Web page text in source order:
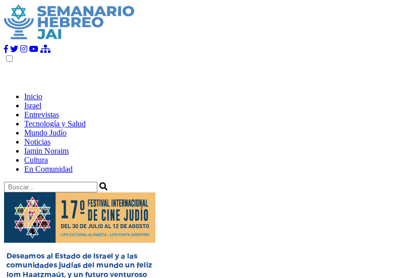
Inicio
Israel
Entrevistas
Tecnología y Salud
Mundo Judío
Noticias
Iamin Noraim
Cultura
En Comunidad